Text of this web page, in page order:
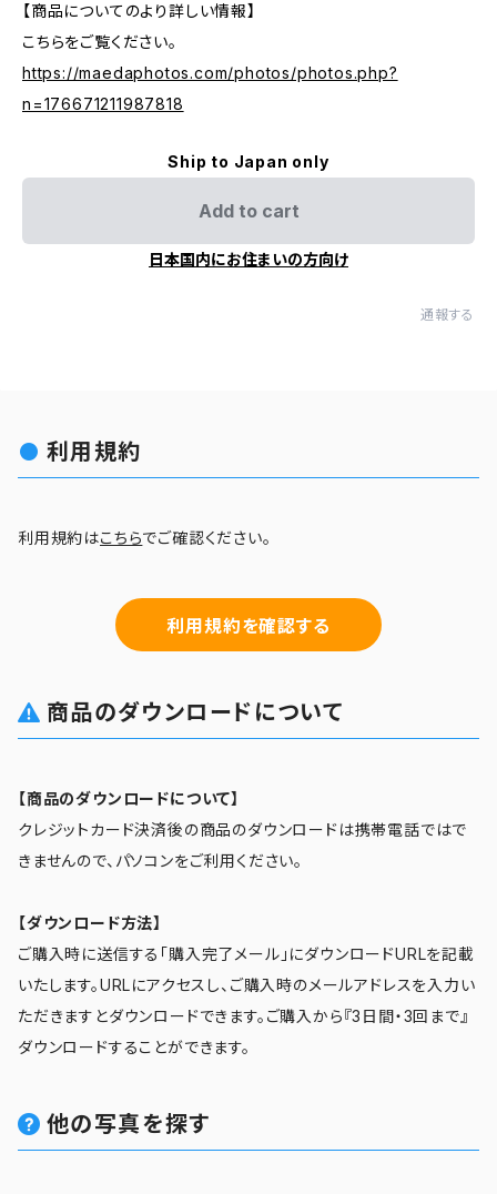
【商品についてのより詳しい情報】
こちらをご覧ください。
https://maedaphotos.com/photos/photos.php?
n=176671211987818
Ship to Japan only
Add to cart
日本国内にお住まいの方向け
通報する
利用規約
利用規約はこちらでご確認ください。
利用規約を確認する
商品のダウンロードについて
【商品のダウンロードについて】
クレジットカード決済後の商品のダウンロードは携帯電話ではで
きませんので、パソコンをご利用ください。
【ダウンロード方法】
ご購入時に送信する「購入完了メール」にダウンロードURLを記載
いたします。URLにアクセスし、ご購入時のメールアドレスを入力い
ただきますとダウンロードできます。ご購入から『3日間・3回まで』
ダウンロードすることができます。
他の写真を探す